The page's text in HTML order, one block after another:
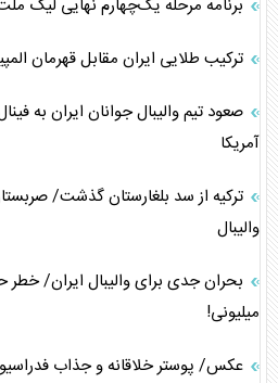
برنامه مرحله یک‌چهارم نهایی لیگ
ترکیب طلایی ایران مقابل قهرمان
صعود تیم والیبال جوانان ایران به
آمریکا
ترکیه از سد بلغارستان گذشت/
والیبال
بحران جدی برای والیبال ایران/
میلیونی!
عکس/ پوستر خلاقانه و جذاب فدراسیون